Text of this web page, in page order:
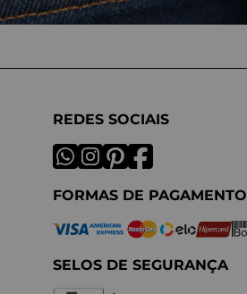
REDES SOCIAIS
FORMAS DE PAGAMENTO
SELOS DE SEGURANÇA